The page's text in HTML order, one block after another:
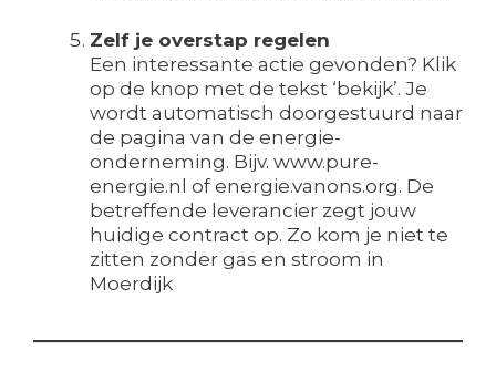
Zelf je overstap regelen
Een interessante actie gevonden? Klik
op de knop met de tekst ‘bekijk’. Je
wordt automatisch doorgestuurd naar
de pagina van de energie-
onderneming. Bijv. www.pure-
energie.nl of energie.vanons.org. De
betreffende leverancier zegt jouw
huidige contract op. Zo kom je niet te
zitten zonder gas en stroom in
Moerdijk